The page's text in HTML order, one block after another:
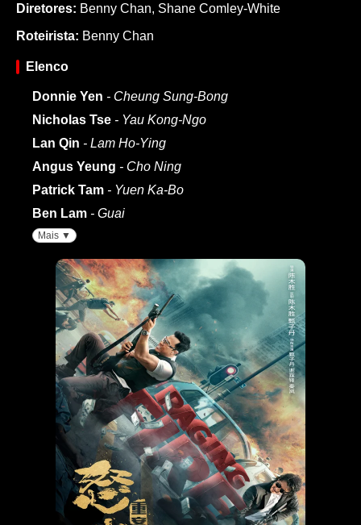
Diretores: Benny Chan, Shane Comley-White
Roteirista: Benny Chan
Elenco
Donnie Yen - Cheung Sung-Bong
Nicholas Tse - Yau Kong-Ngo
Lan Qin - Lam Ho-Ying
Angus Yeung - Cho Ning
Patrick Tam - Yuen Ka-Bo
Ben Lam - Guai
Mais ▼